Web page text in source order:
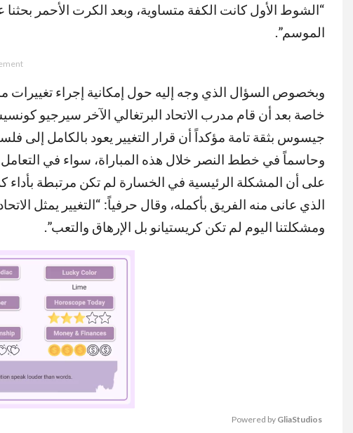
“الشوط الأول كانت الكفة متساوية، وبعد الكرت الأحمر
الموسم”.
وبخصوص السؤال الذي وجه إليه حول إمكانية إجراء تغييرات
خاصة بعد أن قام مدرب الاتحاد البرتغالي الآخر سيرجيو
جيسوس بثقة تامة مؤكداً أن قرار التغيير يعود بالكامل إلى
وحاسماً في خطط النصر خلال هذه المباراة، سواء في التعامل مع
على أن المشكلة الرئيسية في الخسارة لم تكن مرتبطة بأداء
الذي عانى منه الفريق بأكمله، وقال حرفياً: “التغيير يمثل
ومشكلتنا اليوم لم تكن كريستيانو بل الإرهاق والتعب”.
Powered by GliaStudios